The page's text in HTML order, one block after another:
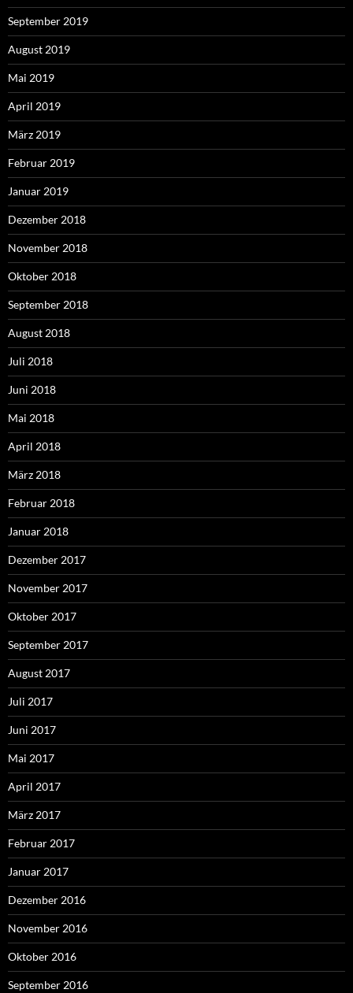
September 2019
August 2019
Mai 2019
April 2019
März 2019
Februar 2019
Januar 2019
Dezember 2018
November 2018
Oktober 2018
September 2018
August 2018
Juli 2018
Juni 2018
Mai 2018
April 2018
März 2018
Februar 2018
Januar 2018
Dezember 2017
November 2017
Oktober 2017
September 2017
August 2017
Juli 2017
Juni 2017
Mai 2017
April 2017
März 2017
Februar 2017
Januar 2017
Dezember 2016
November 2016
Oktober 2016
September 2016